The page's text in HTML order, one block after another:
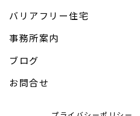
バリアフリー住宅
事務所案内
ブログ
お問合せ